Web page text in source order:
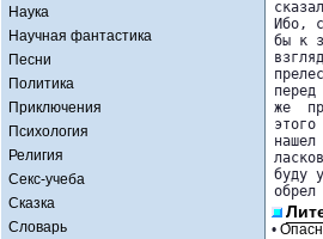
Наука
Научная фантастика
Песни
Политика
Приключения
Психология
Религия
Секс-учеба
Сказка
Словарь
Ибо,
бы к
же
буду
•